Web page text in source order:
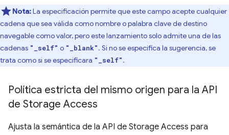
Nota:La especificación permite que este campo acepte cualquier
cadena que sea válida como nombre o palabra clave de destino
navegable como valor, pero este lanzamiento solo admite una de las
cadenas "_self" o "_blank". Si no se especifica la sugerencia, se
trata como si se especificara "_self".
Política estricta del mismo origen para la API
de Storage Access
Ajusta la semántica de la API de Storage Access para